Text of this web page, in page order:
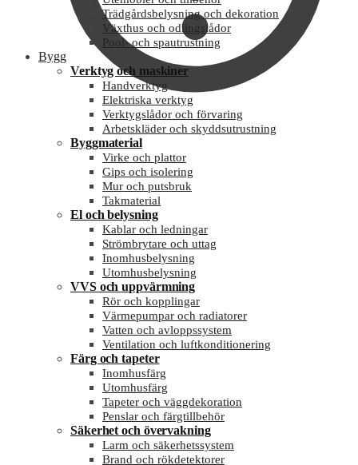
Trädgårdsbelysning och dekoration
Växthus och odlingslådor
Pool- och spautrustning
Bygg
Verktyg och maskiner
Handverktyg
Elektriska verktyg
Verktygslådor och förvaring
Arbetskläder och skyddsutrustning
Byggmaterial
Virke och plattor
Gips och isolering
Mur och putsbruk
Takmaterial
El och belysning
Kablar och ledningar
Strömbrytare och uttag
Inomhusbelysning
Utomhusbelysning
VVS och uppvärmning
Rör och kopplingar
Värmepumpar och radiatorer
Vatten och avloppssystem
Ventilation och luftkonditionering
Färg och tapeter
Inomhusfärg
Utomhusfärg
Tapeter och väggdekoration
Penslar och färgtillbehör
Säkerhet och övervakning
Larm och säkerhetssystem
Brand och rökdetektorer